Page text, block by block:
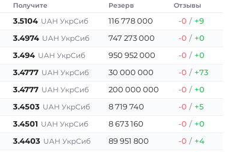
Получите Резерв Отзывы
3.5104 UAH УкрСиб 116 778 000 -0 / +9
3.4974 UAH УкрСиб 747 273 000 -0 / +0
3.494 UAH УкрСиб 950 952 000 -0 / +0
3.4777 UAH УкрСиб 30 000 000 -0 / +73
3.4777 UAH УкрСиб 200 000 000 -0 / +0
3.4503 UAH УкрСиб 8 719 740 -0 / +5
3.4501 UAH УкрСиб 8 673 160 -0 / +0
3.4403 UAH УкрСиб 89 951 800 -0 / +4